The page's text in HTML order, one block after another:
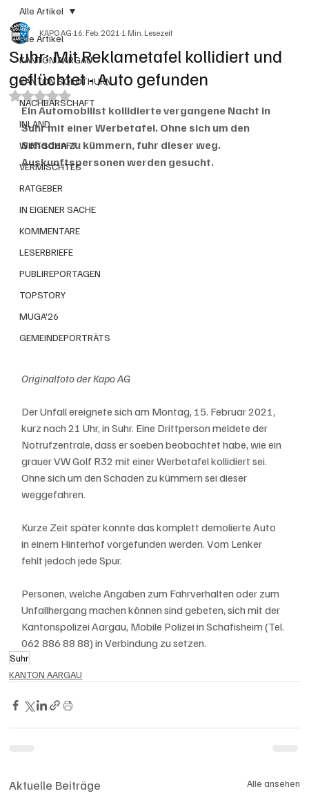
Alle Artikel
KANTON AARGAU
KANTON SOLOTHURN
NACHBARSCHAFT
INLAND
WIRTSCHAFT
VERMISCHTES
RATGEBER
IN EIGENER SACHE
KOMMENTARE
LESERBRIEFE
PUBLIREPORTAGEN
TOPSTORY
MUGA'26
GEMEINDEPORTRÄTS
Alle Artikel
Suhr: Mit Reklametafel kollidiert und
geflüchtet - Auto gefunden
KAPO AG16. Feb. 20211 Min. Lesezeit
Mit NaN von 5 Sternen bewertet.
Ein Automobilist kollidierte vergangene Nacht in
Suhr mit einer Werbetafel. Ohne sich um den
Schaden zu kümmern, fuhr dieser weg.
Auskunftspersonen werden gesucht.
Originalfoto der Kapo AG
Der Unfall ereignete sich am Montag, 15. Februar 2021,
kurz nach 21 Uhr, in Suhr. Eine Drittperson meldete der
Notrufzentrale, dass er soeben beobachtet habe, wie ein
grauer VW Golf R32 mit einer Werbetafel kollidiert sei.
Ohne sich um den Schaden zu kümmern sei dieser
weggefahren.
Kurze Zeit später konnte das komplett demolierte Auto
in einem Hinterhof vorgefunden werden. Vom Lenker
fehlt jedoch jede Spur.
Personen, welche Angaben zum Fahrverhalten oder zum
Unfallhergang machen können sind gebeten, sich mit der
Kantonspolizei Aargau, Mobile Polizei in Schafisheim (Tel.
062 886 88 88) in Verbindung zu setzen.
Suhr
KANTON AARGAU
Aktuelle Beiträge Alle ansehen